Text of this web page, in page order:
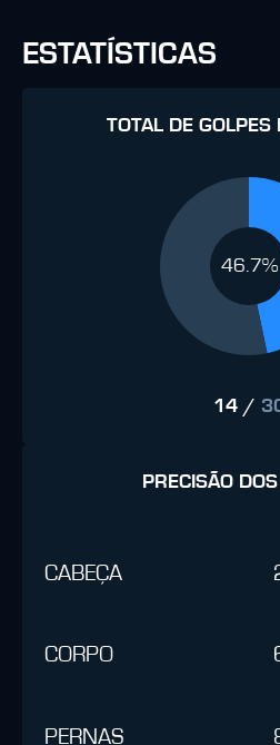
ESTATÍSTICAS
TOTAL DE GOLPES
46.7%
14/
PRECISÃO
CABEÇA
CORPO
PERNAS